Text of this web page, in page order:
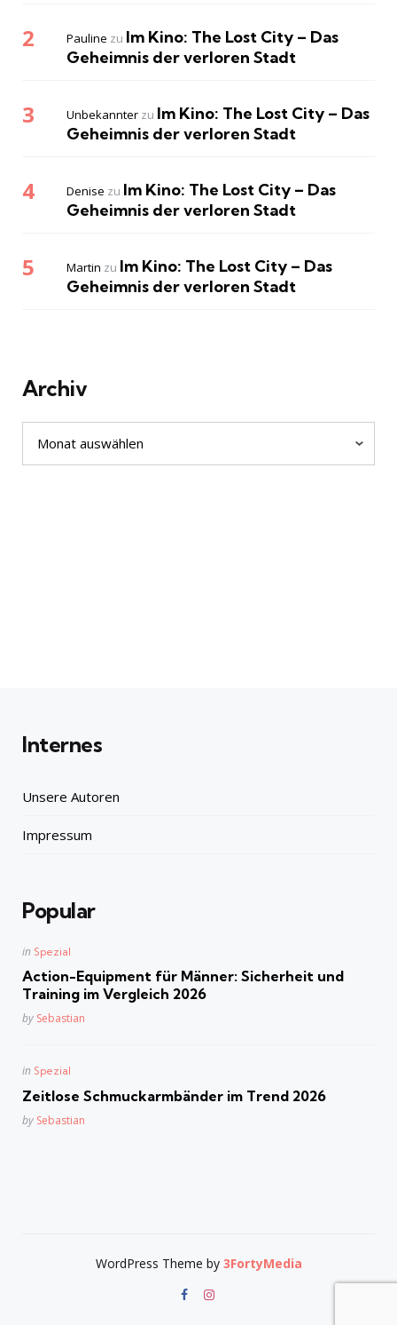
Pauline zu Im Kino: The Lost City – Das
Geheimnis der verloren Stadt
Unbekannter zu Im Kino: The Lost City – Das
Geheimnis der verloren Stadt
Denise zu Im Kino: The Lost City – Das
Geheimnis der verloren Stadt
Martin zu Im Kino: The Lost City – Das
Geheimnis der verloren Stadt
Archiv
Internes
Unsere Autoren
Impressum
Popular
Posted
in
in Spezial
Action-Equipment für Männer: Sicherheit und
Training im Vergleich 2026
Posted
by Sebastian
Posted
in Spezial
Zeitlose Schmuckarmbänder im Trend 2026
Posted
by Sebastian
WordPress Theme by 3FortyMedia